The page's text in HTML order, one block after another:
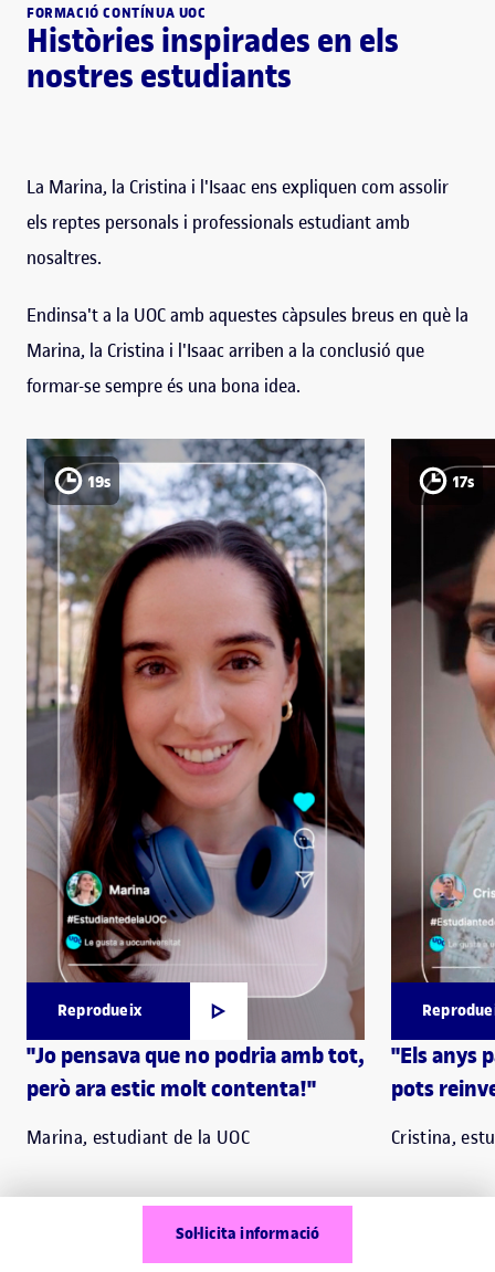
Sol·licita informació
FORMACIÓ CONTÍNUA UOC
Històries inspirades en els
nostres estudiants
La Marina, la Cristina i l'Isaac ens expliquen com assolir
els reptes personals i professionals estudiant amb
nosaltres.
Endinsa't a la UOC amb aquestes càpsules breus en què la
Marina, la Cristina i l'Isaac arriben a la conclusió que
formar-se sempre és una bona idea.
Reprodueix
19s
"Jo pensava que no podria amb tot,
però ara estic molt contenta!"
Marina, estudiant de la UOC
17s
"Els anys
pots
Cristina,